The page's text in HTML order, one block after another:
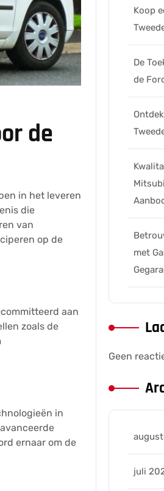
de
in het leveren
die
van
op de
aan
zoals de
in
ernaar om de
Koop
De
de
met
Geen
juli